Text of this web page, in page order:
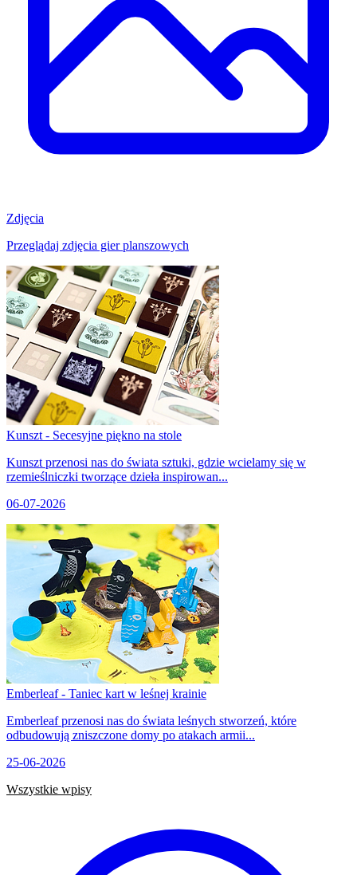
Zdjęcia
Przeglądaj zdjęcia gier planszowych
Kunszt - Secesyjne piękno na stole
Kunszt przenosi nas do świata sztuki, gdzie wcielamy się w
rzemieślniczki tworzące dzieła inspirowan...
06-07-2026
Emberleaf - Taniec kart w leśnej krainie
Emberleaf przenosi nas do świata leśnych stworzeń, które
odbudowują zniszczone domy po atakach armii...
25-06-2026
Wszystkie wpisy